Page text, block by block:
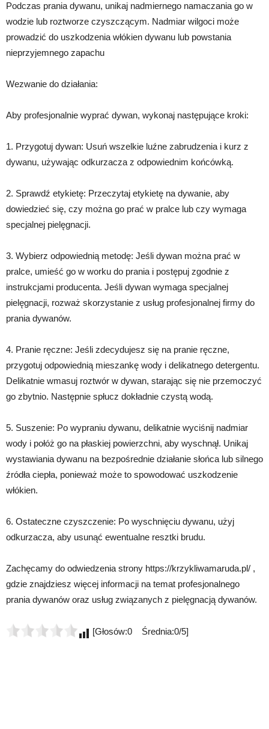
Podczas prania dywanu, unikaj nadmiernego namaczania go w
wodzie lub roztworze czyszczącym. Nadmiar wilgoci może
prowadzić do uszkodzenia włókien dywanu lub powstania
nieprzyjemnego zapachu
Wezwanie do działania:
Aby profesjonalnie wyprać dywan, wykonaj następujące kroki:
1. Przygotuj dywan: Usuń wszelkie luźne zabrudzenia i kurz z
dywanu, używając odkurzacza z odpowiednim końcówką.
2. Sprawdź etykietę: Przeczytaj etykietę na dywanie, aby
dowiedzieć się, czy można go prać w pralce lub czy wymaga
specjalnej pielęgnacji.
3. Wybierz odpowiednią metodę: Jeśli dywan można prać w
pralce, umieść go w worku do prania i postępuj zgodnie z
instrukcjami producenta. Jeśli dywan wymaga specjalnej
pielęgnacji, rozważ skorzystanie z usług profesjonalnej firmy do
prania dywanów.
4. Pranie ręczne: Jeśli zdecydujesz się na pranie ręczne,
przygotuj odpowiednią mieszankę wody i delikatnego detergentu.
Delikatnie wmasuj roztwór w dywan, starając się nie przemoczyć
go zbytnio. Następnie spłucz dokładnie czystą wodą.
5. Suszenie: Po wypraniu dywanu, delikatnie wyciśnij nadmiar
wody i połóż go na płaskiej powierzchni, aby wyschnął. Unikaj
wystawiania dywanu na bezpośrednie działanie słońca lub silnego
źródła ciepła, ponieważ może to spowodować uszkodzenie
włókien.
6. Ostateczne czyszczenie: Po wyschnięciu dywanu, użyj
odkurzacza, aby usunąć ewentualne resztki brudu.
Zachęcamy do odwiedzenia strony https://krzykliwamaruda.pl/ ,
gdzie znajdziesz więcej informacji na temat profesjonalnego
prania dywanów oraz usług związanych z pielęgnacją dywanów.
[Głosów:0 Średnia:0/5]